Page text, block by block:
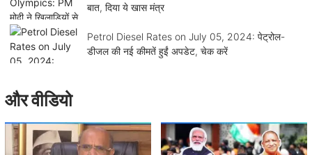
बात, दिया ये खास मंत्र
Petrol Diesel Rates on July 05, 2024: पेट्रोल-
डीजल की नई कीमतें हुईं अपडेट, चेक करें
और वीडियो